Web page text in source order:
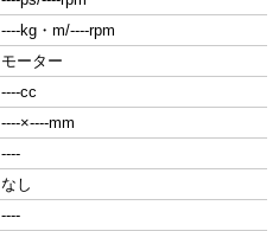
‐‐‐‐kg・m/‐‐‐‐rpm
モーター
‐‐‐‐cc
‐‐‐‐×‐‐‐‐mm
‐‐‐‐
なし
‐‐‐‐